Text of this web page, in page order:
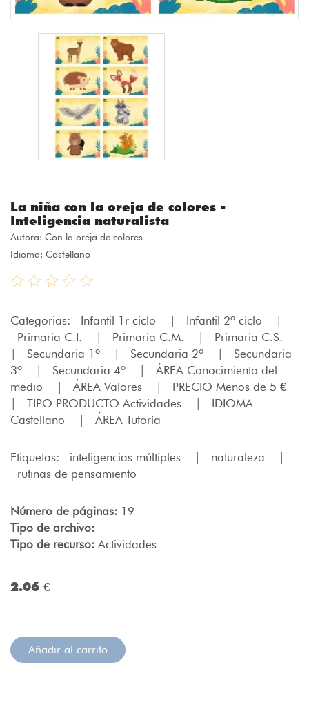
La niña con la oreja de colores -
Inteligencia naturalista
Autora: Con la oreja de colores
Idioma: Castellano
Categorias: Infantil 1r ciclo Infantil 2º ciclo
Primaria C.I.
Primaria C.M.
Primaria C.S.
Secundaria 1º Secundaria 2º
Secundaria
3º
Secundaria 4º
ÁREA Conocimiento del
medio
ÁREA Valores
PRECIO Menos de 5 €
TIPO PRODUCTO Actividades
IDIOMA
Castellano
ÁREA Tutoría
Etiquetas: inteligencias múltiples naturaleza
rutinas de pensamiento
Número de páginas: 19
Tipo de archivo:
Tipo de recurso: Actividades
2.06 €
Añadir al carrito